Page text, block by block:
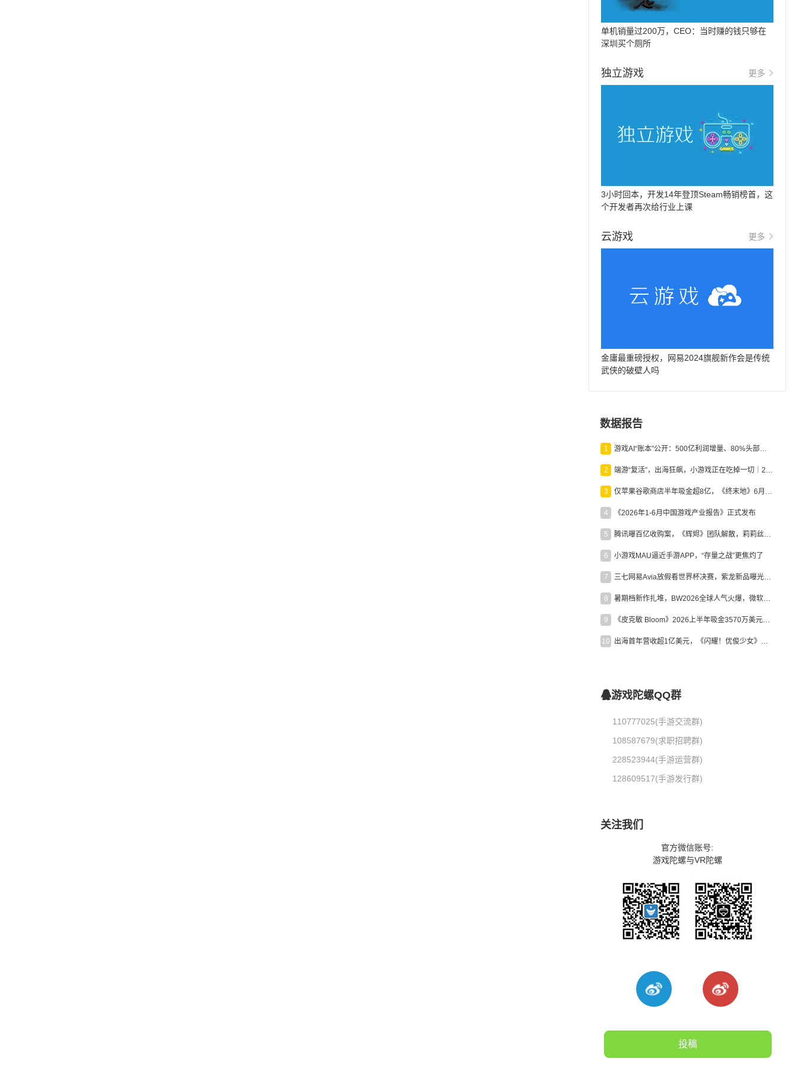
单机销量过200万，CEO：当时赚的钱只够在
深圳买个厕所
独立游戏 更多
3小时回本，开发14年登顶Steam畅销榜首，这
个开发者再次给行业上课
云游戏 更多
金庸最重磅授权，网易2024旗舰新作会是传统
武侠的破壁人吗
数据报告
1 游戏AI“账本”公开：500亿利润增量、80%头部入局，谁在闷声发财？
2 端游“复活”，出海狂飙，小游戏正在吃掉一切｜2026上半年产业报告
3 仅苹果谷歌商店半年吸金超8亿，《终末地》6月份收入显著回暖
4 《2026年1-6月中国游戏产业报告》正式发布
5 腾讯曝百亿收购案，《辉烬》团队解散，莉莉丝新作曝光｜陀螺周报
6 小游戏MAU逼近手游APP，“存量之战”更焦灼了
7 三七网易Avia放假看世界杯决赛，紫龙新品曝光，米哈游新作上线 | 陀螺周报
8 暑期档新作扎堆，BW2026全球人气火爆，微软XBOX大裁员|陀螺周报
9 《皮克敏 Bloom》2026上半年吸金3570万美元，中国台湾成最大市场
10 出海首年营收超1亿美元，《闪耀！优俊少女》美国市场占比达七成
游戏陀螺QQ群
110777025(手游交流群)
108587679(求职招聘群)
228523944(手游运营群)
128609517(手游发行群)
关注我们
官方微信账号:
游戏陀螺与VR陀螺
投稿